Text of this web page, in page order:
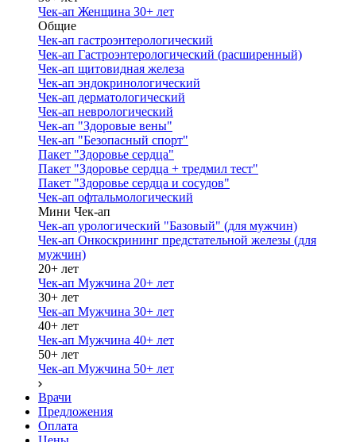
Чек-ап Женщина 30+ лет
Общие
Чек-ап гастроэнтерологический
Чек-ап Гастроэнтерологический (расширенный)
Чек-ап щитовидная железа
Чек-ап эндокринологический
Чек-ап дерматологический
Чек-ап неврологический
Чек-ап "Здоровые вены"
Чек-ап "Безопасный спорт"
Пакет "Здоровье сердца"
Пакет "Здоровье сердца + тредмил тест"
Пакет "Здоровье сердца и сосудов"
Чек-ап офтальмологический
Мини Чек-ап
Чек-ап урологический "Базовый" (для мужчин)
Чек-ап Онкоскрининг предстательной железы (для
мужчин)
20+ лет
Чек-ап Мужчина 20+ лет
30+ лет
Чек-ап Мужчина 30+ лет
40+ лет
Чек-ап Мужчина 40+ лет
50+ лет
Чек-ап Мужчина 50+ лет
Врачи
Предложения
Оплата